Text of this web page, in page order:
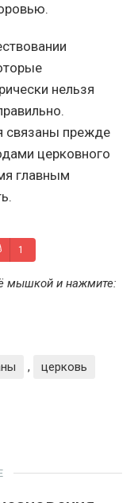
нельзя
связаны прежде
церковного
главным
1
мышкой и нажмите:
, церковь